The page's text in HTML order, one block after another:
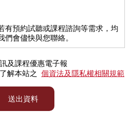
有預約試聽或課程諮詢等需求，均
們會儘快與您聯絡。
及課程優惠電子報
解本站之 個資法及隱私權相關規範
送出資料